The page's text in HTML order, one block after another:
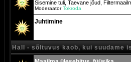
Sisemine tuli, Taevane jõud,
ModeraatorTokroda
Juhtimine
Hall - sõltuvus kaob, kui suudame